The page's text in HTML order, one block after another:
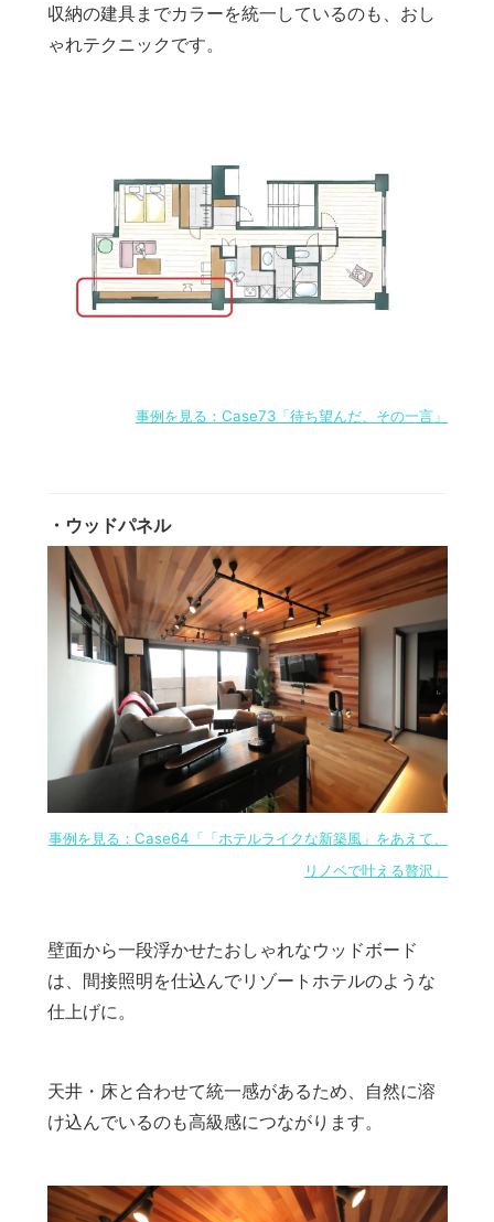
収納の建具までカラーを統一しているのも、おし
ゃれテクニックです。
事例を見る：Case73「待ち望んだ、その一言」
・ウッドパネル
事例を見る：Case64「「ホテルライクな新築風」をあえて、
リノベで叶える贅沢」
壁面から一段浮かせたおしゃれなウッドボード
は、間接照明を仕込んでリゾートホテルのような
仕上げに。
天井・床と合わせて統一感があるため、自然に溶
け込んでいるのも高級感につながります。